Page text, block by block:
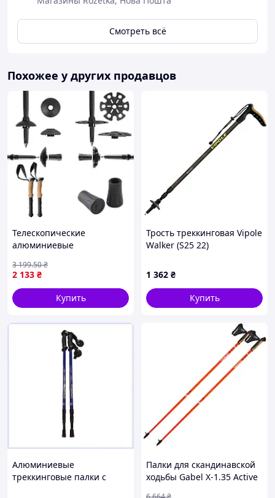
Смотреть всё
Похожее у других продавцов
Телескопические
алюминиевые
135 см для походов и
скандинавской ходьбы
FLAME
2 133 ₴
3 199.50₴
Купить
Трость треккинговая Vipole
Walker (S25 22)
1 362 ₴
Купить
Алюминиевые
треккинговые палки с
Палки для скандинавской
ходьбы Gabel X-1.35 Active